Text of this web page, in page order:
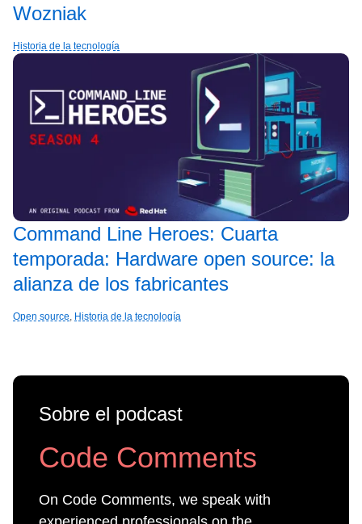
Wozniak
Historia de la tecnología
Command Line Heroes: Cuarta
temporada: Hardware open source: la
alianza de los fabricantes
Open source, Historia de la tecnología
Sobre el podcast
Code Comments
On Code Comments, we speak with